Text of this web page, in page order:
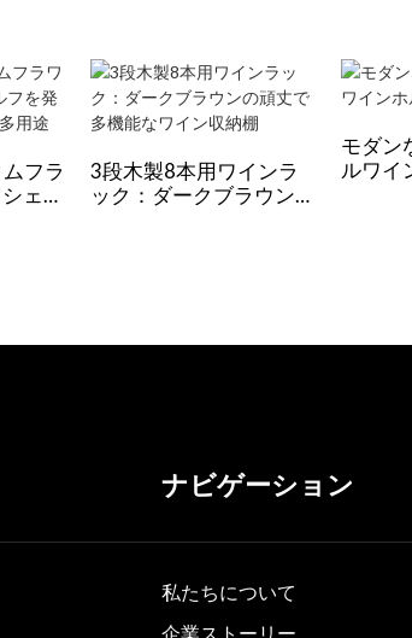
フラ
ェル
3段木製8本用ワインラ
ック：ダークブラウンの
モダン
ルワイ
ナビゲーション
私たちについて
企業ストーリー